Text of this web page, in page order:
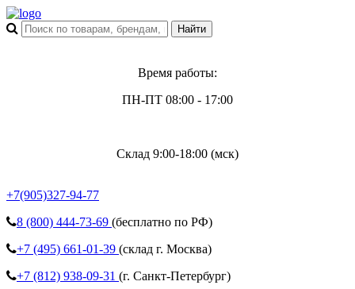
Время работы:
ПН-ПТ 08:00 - 17:00
Склад 9:00-18:00 (мск)
+7(905)327-94-77
8 (800) 444-73-69 (бесплатно по РФ)
+7 (495) 661-01-39 (склад г. Москва)
+7 (812) 938-09-31 (г. Санкт-Петербург)